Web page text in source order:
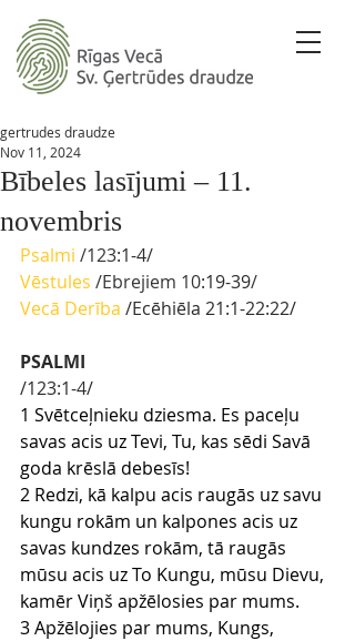
Bībeles lasījumi – 11.
novembris
gertrudes draudze
Nov 11, 2024
Psalmi /123:1-4/
Vēstules /Ebrejiem 10:19-39/
Vecā Derība /Ecēhiēla 21:1-22:22/
PSALMI
/123:1-4/
1 Svētceļnieku dziesma. Es paceļu
savas acis uz Tevi, Tu, kas sēdi Savā
goda krēslā debesīs!
2 Redzi, kā kalpu acis raugās uz savu
kungu rokām un kalpones acis uz
savas kundzes rokām, tā raugās
mūsu acis uz To Kungu, mūsu Dievu,
kamēr Viņš apžēlosies par mums.
3 Apžēlojies par mums, Kungs,